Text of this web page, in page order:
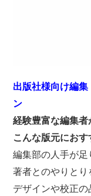
出版社様向け編
ン
経験豊富な編集者
こんな版元におす
編集部の人手が足
著者とのやりとり
デザインや校正